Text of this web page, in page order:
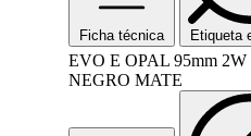
Ficha técnica Etiqueta
EVO E OPAL 95mm
NEGRO MATE